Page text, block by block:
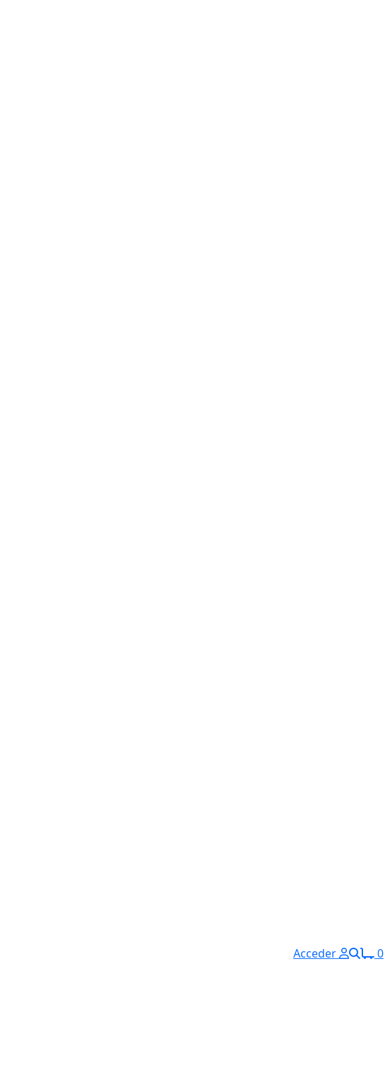
Acceder 0